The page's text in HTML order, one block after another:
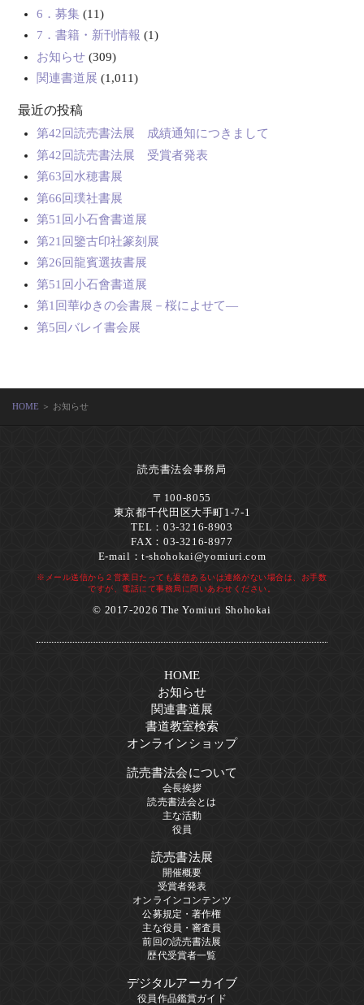
6．募集(11)
7．書籍・新刊情報 (1)
お知らせ(309)
関連書道展 (1,011)
最近の投稿
第42回読売書法展 成績通知につきまして
第42回読売書法展 受賞者発表
第63回水穂書展
第66回璞社書展
第51回小石會書道展
第21回鑒古印社篆刻展
第26回龍賓選抜書展
第51回小石會書道展
第1回華ゆきの会書展－桜によせて―
第5回バレイ書会展
HOME ＞ お知らせ
読売書法会事務局
〒100-8055
東京都千代田区大手町1-7-1
TEL：03-3216-8903
FAX：03-3216-8977
E-mail：t-shohokai@yomiuri.com
※メール送信から２営業日たっても返信あるいは連絡がない場合は、お手数
ですが、電話にて事務局に問いあわせください。
© 2017-2026 The Yomiuri Shohokai
HOME
お知らせ
関連書道展
書道教室検索
オンラインショップ
読売書法会について
会長挨拶
読売書法会とは
主な活動
役員
読売書法展
開催概要
受賞者発表
オンラインコンテンツ
公募規定・著作権
主な役員・審査員
前回の読売書法展
歴代受賞者一覧
デジタルアーカイブ
役員作品鑑賞ガイド